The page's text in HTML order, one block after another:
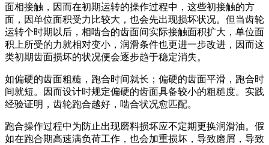
面相接触，因而在初期运转的操作过程中，这些初接触的方
面，因单位面积受力比较大，也会先出现损坏状况。但当齿轮
运转个时期以后，相啮合的齿面间实际接触面积扩大，单位面
积上所受的力就相对变小，润滑条件也更进一步改进，因而这
类初期齿面损坏的状况便会逐步趋于稳定消失。
如偏硬的齿面粗糙，跑合时间就长；偏硬的齿面平滑，跑合时
间就短。因而设计时规定偏硬的齿面具备较小的粗糙度。实践
经验证明，齿轮跑合越好，啮合状况愈匹配。
跑合操作过程中为防止出现磨料损坏应不定期更换润滑油。假
如在跑合期高速满负荷工作，也会加重损坏，导致磨屑，导致